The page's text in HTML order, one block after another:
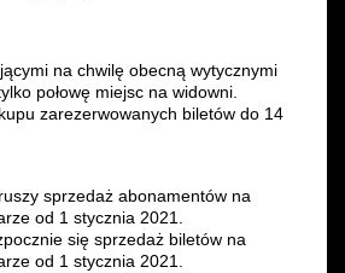
na chwilę obecną wytycznymi
połowę miejsc na widowni.
zarezerwowanych biletów do 14
ruszy sprzedaż abonamentów na
od 1 stycznia 2021.
się sprzedaż biletów na
od 1 stycznia 2021.